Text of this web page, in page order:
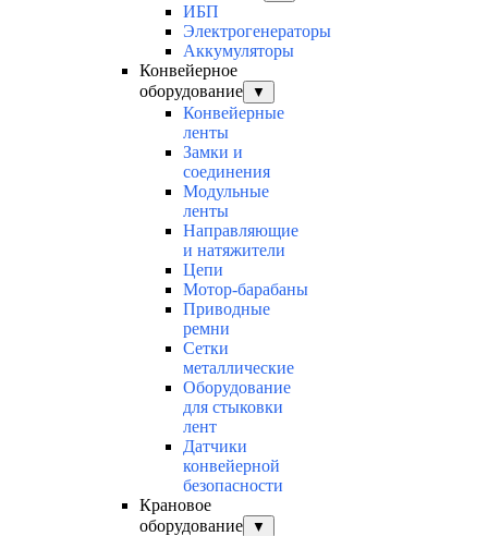
ИБП
Электрогенераторы
Аккумуляторы
Конвейерное
оборудование
▼
Конвейерные
ленты
Замки и
соединения
Модульные
ленты
Направляющие
и натяжители
Цепи
Мотор-барабаны
Приводные
ремни
Сетки
металлические
Оборудование
для стыковки
лент
Датчики
конвейерной
безопасности
Крановое
оборудование
▼